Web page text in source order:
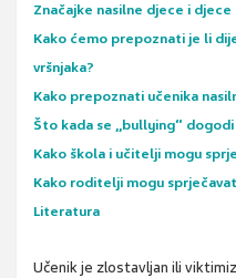
Značajke nasilne djece i
Kako ćemo prepoznati je li
vršnjaka?
Kako prepoznati učenika
Što kada se „bullying“
Kako škola i učitelji mogu
Kako roditelji mogu
Literatura
Učenik je zlostavljan ili